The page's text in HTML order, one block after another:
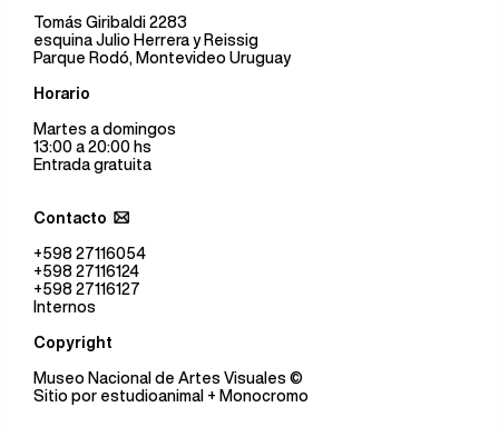
Tomás Giribaldi 2283
esquina Julio Herrera y Reissig
Parque Rodó, Montevideo Uruguay
Horario
Martes a domingos
13:00 a 20:00 hs
Entrada gratuita
Contacto
+598 27116054
+598 27116124
+598 27116127
Internos
Copyright
Museo Nacional de Artes Visuales ©
Sitio por estudioanimal + Monocromo